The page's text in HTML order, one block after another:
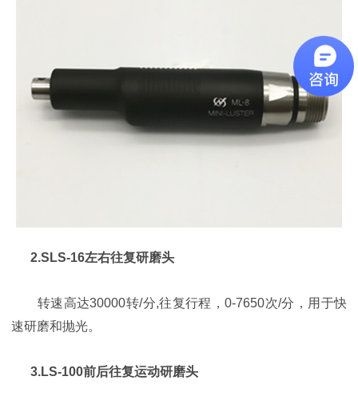
2.SLS-16左右往复研磨头
转速高达30000转/分,往复行程，0-7650次/分，用于快
速研磨和抛光。
3.LS-100前后往复运动研磨头